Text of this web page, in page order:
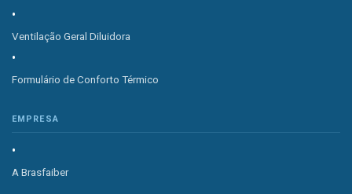
Ventilação Geral Diluidora
Formulário de Conforto Térmico
EMPRESA
A Brasfaiber